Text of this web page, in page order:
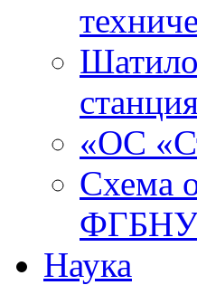
«ОС
Схема
Наука